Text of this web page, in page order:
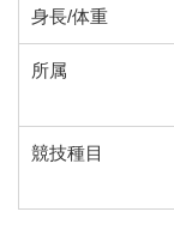
身長/体重
所属
競技種目